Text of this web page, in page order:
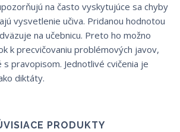
na často vyskytujúce sa chyby
vysvetlenie učiva. Pridanou hodnotou
na učebnicu. Preto ho možno
k precvičovaniu problémových javov,
pravopisom. Jednotlivé cvičenia je
diktáty.
PRODUKTY